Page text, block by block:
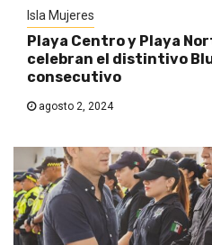
Isla Mujeres
Playa Centro y Playa
celebran el distintivo
consecutivo
agosto 2, 2024